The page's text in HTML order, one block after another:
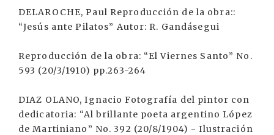
DELAROCHE, Paul Reproducción de la obra::
“Jesús ante Pilatos” Autor: R. Gandásegui
Reproducción de la obra: “El Viernes Santo” No.
593 (20/3/1910) pp.263-264
DIAZ OLANO, Ignacio Fotografía del pintor con
dedicatoria: “Al brillante poeta argentino López
de Martiniano” No. 392 (20/8/1904) - Ilustración